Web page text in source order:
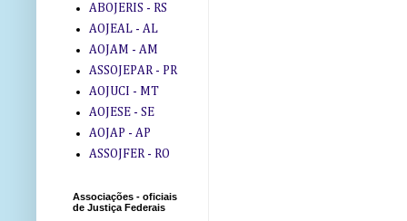
ABOJERIS - RS
AOJEAL - AL
AOJAM - AM
ASSOJEPAR - PR
AOJUCI - MT
AOJESE - SE
AOJAP - AP
ASSOJFER - RO
Associações - oficiais
de Justiça Federais